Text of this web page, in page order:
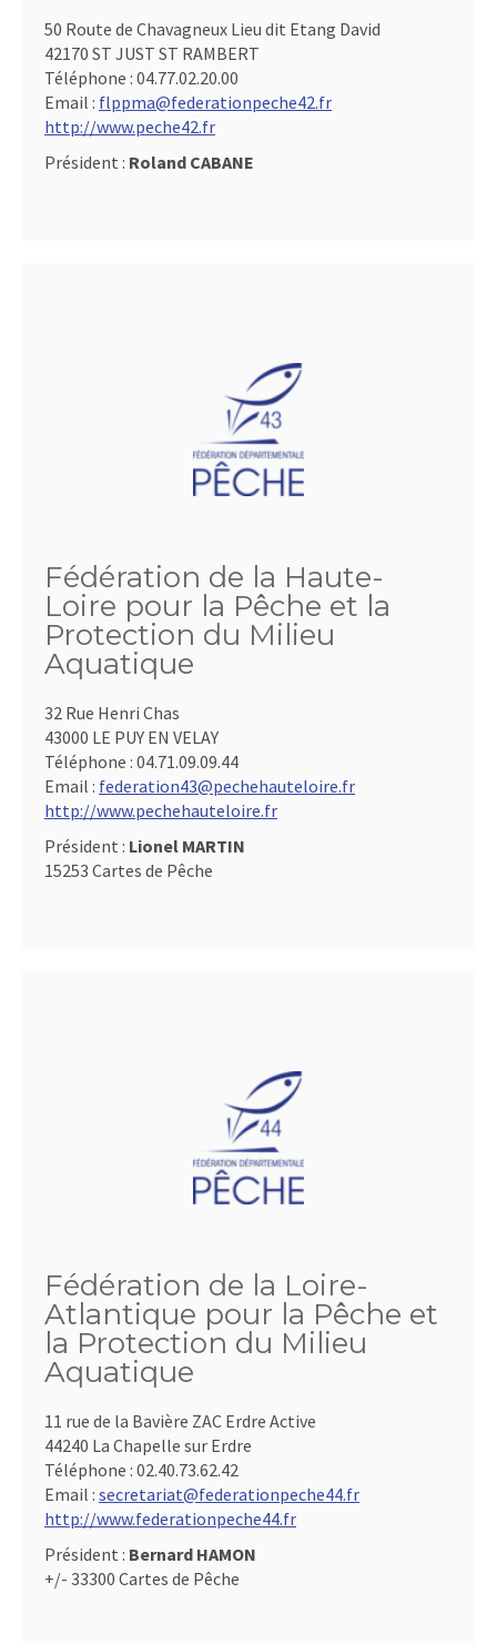
50 Route de Chavagneux Lieu dit Etang David
42170 ST JUST ST RAMBERT
Téléphone : 04.77.02.20.00
Email : flppma@federationpeche42.fr
http://www.peche42.fr
Président : Roland CABANE
Fédération de la Haute-
Loire pour la Pêche et la
Protection du Milieu
Aquatique
32 Rue Henri Chas
43000 LE PUY EN VELAY
Téléphone : 04.71.09.09.44
Email : federation43@pechehauteloire.fr
http://www.pechehauteloire.fr
Président : Lionel MARTIN
15253 Cartes de Pêche
Fédération de la Loire-
Atlantique pour la Pêche et
la Protection du Milieu
Aquatique
11 rue de la Bavière ZAC Erdre Active
44240 La Chapelle sur Erdre
Téléphone : 02.40.73.62.42
Email : secretariat@federationpeche44.fr
http://www.federationpeche44.fr
Président : Bernard HAMON
+/- 33300 Cartes de Pêche